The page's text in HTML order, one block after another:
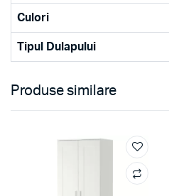
Culori
Tipul Dulapului
Produse similare